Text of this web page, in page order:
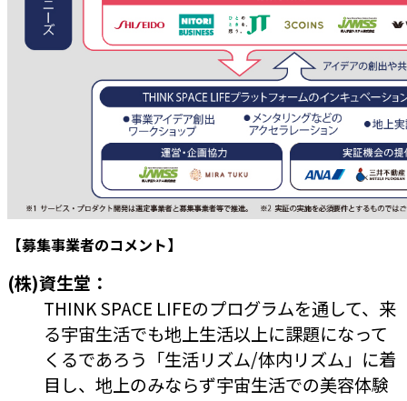
【募集事業者のコメント】
(株)資生堂：
THINK SPACE LIFEのプログラムを通して、来
る宇宙生活でも地上生活以上に課題になって
くるであろう「生活リズム/体内リズム」に着
目し、地上のみならず宇宙生活での美容体験